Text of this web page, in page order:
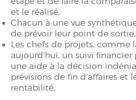
et le réalisé,
Chacun à une vue
de prévoir leur point de sortie,
Les chefs de projets, comme
aujourd’hui, un suivi financier
une aide à la décision
prévisions de fin d’affaires et
rentabilité,